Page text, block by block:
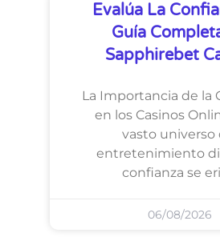
Evalúa La
Guía
Sapphirebet
La Importancia de la
en los Casinos
vasto universo
entretenimiento
confianza se
06/08/2026